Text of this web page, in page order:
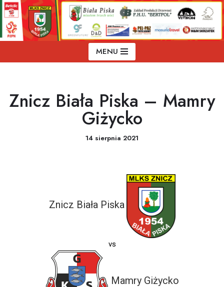
Przejdź
do
MENU
Znicz Biała Piska – Mamry
Giżycko
14 sierpnia 2021
Znicz Biała Piska
vs
Mamry Giżycko